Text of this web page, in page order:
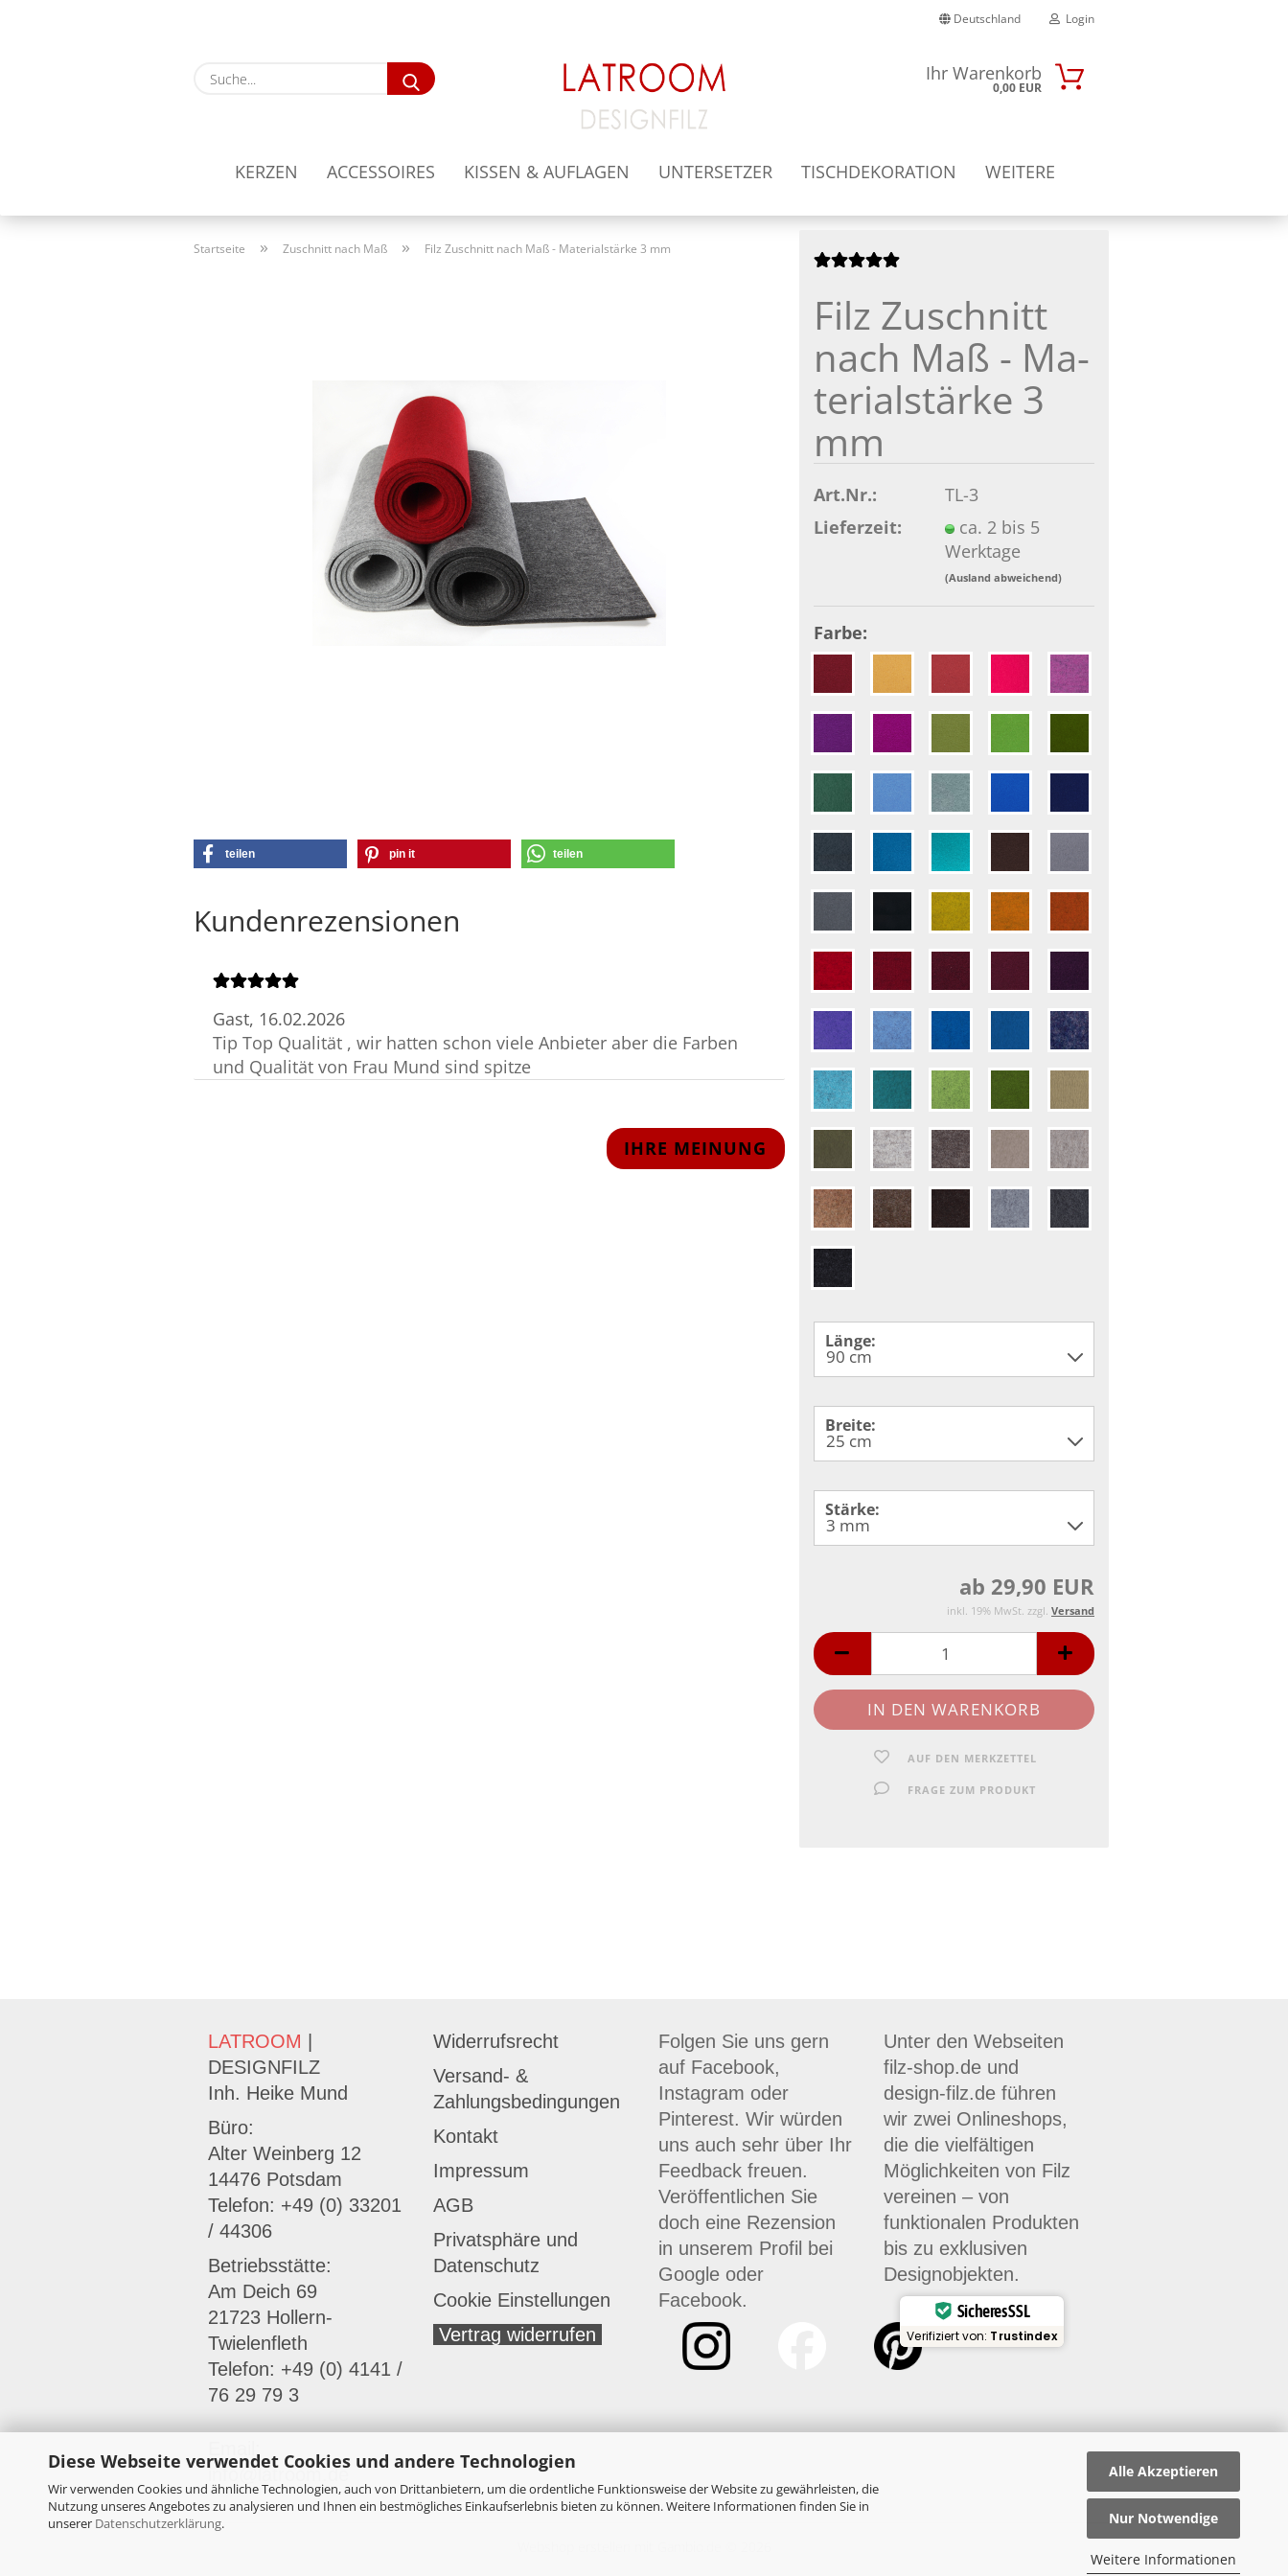
Diese Webseite verwendet Cookies und andere Technologien
Wir verwenden Cookies und ähnliche Technologien, auch von Drittanbietern, um die ordentliche Funktionsweise der Website zu gewährleisten, die
Nutzung unseres Angebotes zu analysieren und Ihnen ein bestmögliches Einkaufserlebnis bieten zu können. Weitere Informationen finden Sie in
unserer Datenschutzerklärung.
Alle Akzeptieren
Nur Notwendige
Weitere Informationen
Deutschland Login
Passwort
Konto erstellen
Passwort vergessen?
Suche... Ihr Warenkorb
0,00 EUR
KERZEN ACCESSOIRES KISSEN & AUFLAGEN UNTERSETZER TISCHDEKORATION WEITERE
Startseite » Zuschnitt nach Maß » Filz Zuschnitt nach Maß - Materialstärke 3 mm
Filz Zu­schnitt
nach Maß - Ma­
te­ri­al­stär­ke 3
mm
Art.Nr.:
TL-3
Lieferzeit:
ca. 2 bis 5
Werktage
(Ausland abweichend)
Farbe:
Länge:
Breite:
Stärke:
ab 29,90 EUR
inkl. 19% MwSt. zzgl. Versand
AUF DEN MERKZETTEL
FRAGE ZUM PRODUKT
teilen pin it teilen
Kundenrezensionen
Gast, 16.02.2026
Tip Top Qualität , wir hatten schon viele Anbieter aber die Farben
und Qualität von Frau Mund sind spitze
IHRE MEINUNG
LATROOM
DESIGNFILZ
Inh. Heike Mund
Büro:
Alter Weinberg 12
14476 Potsdam
Telefon: +49 (0) 33201
/ 44306
Betriebsstätte:
Am Deich 69
21723 Hollern-
Twielenfleth
Telefon: +49 (0) 4141 /
76 29 79 3
info@latroom.de
Widerrufsrecht
Versand- &
Zahlungsbedingungen
Kontakt
Impressum
AGB
Privatsphäre und
Datenschutz
Cookie Einstellungen
Vertrag widerrufen
Folgen Sie uns gern
auf Facebook,
Instagram oder
Pinterest. Wir würden
uns auch sehr über Ihr
Feedback freuen.
Veröffentlichen Sie
doch eine Rezension
in unserem Profil bei
Google oder
Facebook.
Unter den Webseiten
filz-shop.de und
design-filz.de führen
wir zwei Onlineshops,
die die vielfältigen
Möglichkeiten von Filz
vereinen – von
funktionalen Produkten
bis zu exklusiven
Designobjekten.
Sicheres SSL
Verifiziert von: Trustindex